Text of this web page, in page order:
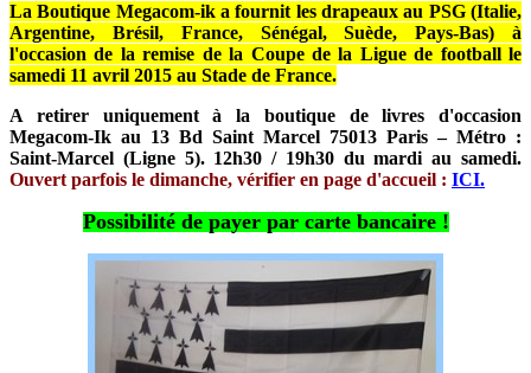
La Boutique Megacom-ik a fournit les drapeaux au PSG (Italie,
Argentine, Brésil, France, Sénégal, Suède, Pays-Bas) à
l'occasion de la remise de la Coupe de la Ligue de football le
samedi 11 avril 2015 au Stade de France.
A retirer uniquement à la boutique de livres d'occasion
Megacom-Ik au 13 Bd Saint Marcel 75013 Paris – Métro :
Saint-Marcel (Ligne 5). 12h30 / 19h30 du mardi au samedi.
Ouvert parfois le dimanche, vérifier en page d'accueil : ICI.
Possibilité de payer par carte bancaire !